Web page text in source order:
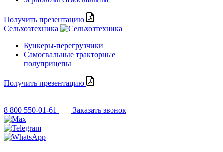
Получить презентацию
Сельхозтехника
Бункеры-перегрузчики
Самосвальные тракторные
полуприцепы
Получить презентацию
8 800 550-01-61 Заказать звонок